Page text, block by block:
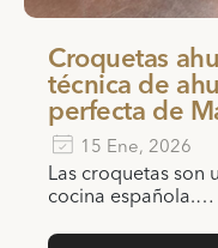
Croquetas
técnica de
perfecta de
15 Ene, 2026
Las croquetas son
cocina española.…